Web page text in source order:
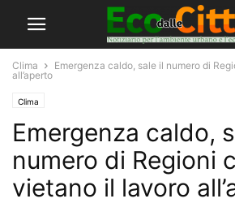
Clima
Emergenza caldo, sale il numero di
all’aperto
Clima
Emergenza caldo,
numero di Regioni
vietano il lavoro